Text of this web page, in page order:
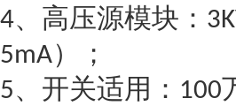
4、高压源模块：
5mA）；
5、开关适用： 100